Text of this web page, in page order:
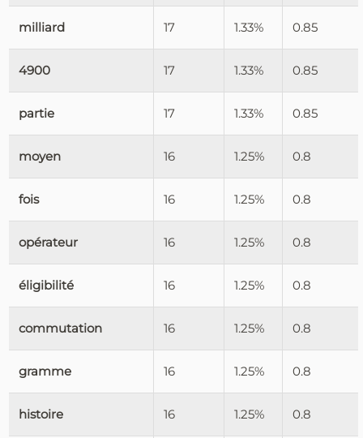
milliard 17 1.33% 0.85
4900 17 1.33% 0.85
partie 17 1.33% 0.85
moyen 16 1.25% 0.8
fois 16 1.25% 0.8
opérateur 16 1.25% 0.8
éligibilité 16 1.25% 0.8
commutation 16 1.25% 0.8
gramme 16 1.25% 0.8
histoire 16 1.25% 0.8